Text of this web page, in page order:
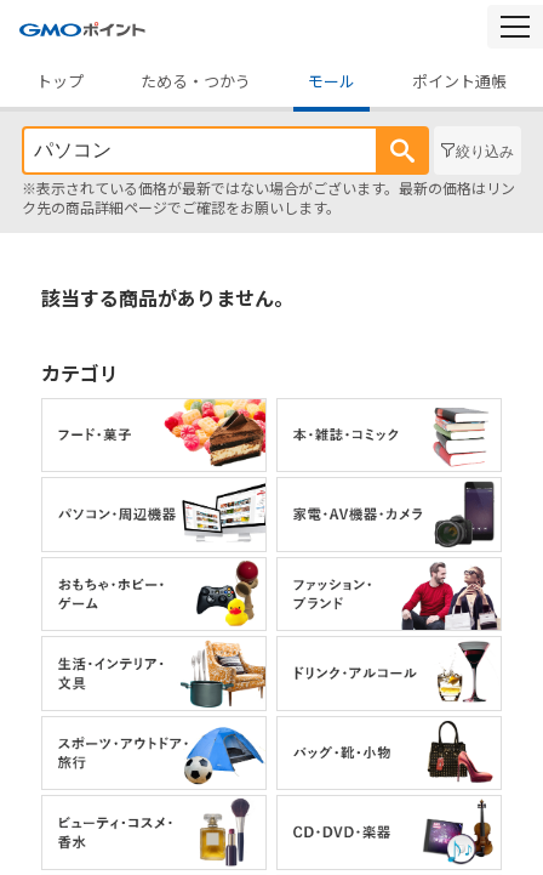
トップ
ためる・つかう モール ポイント通帳
絞り込み
※表示されている価格が最新ではない場合がございます。最新の価格はリン
ク先の商品詳細ページでご確認をお願いします。
該当する商品がありません。
カテゴリ